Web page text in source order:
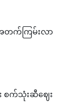
တက်ကြမ်းလာ
စက်သုံးဆီဈေး